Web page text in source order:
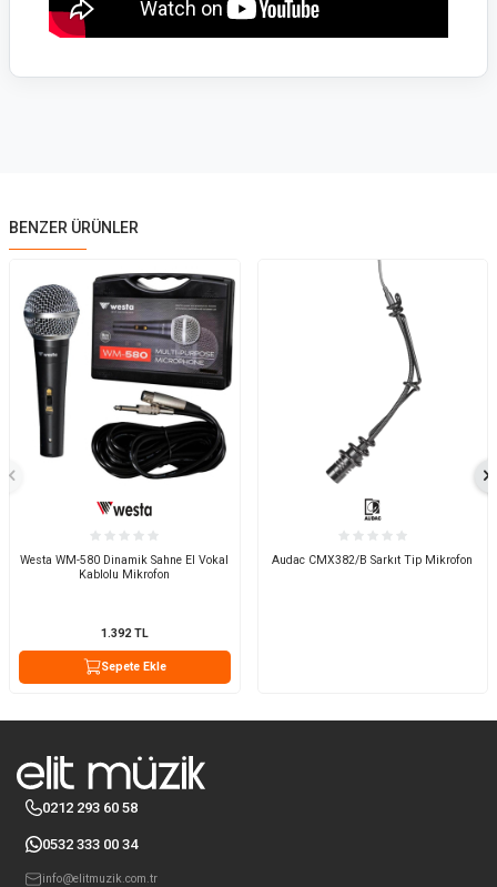
BENZER ÜRÜNLER
Westa WM-580 Dinamik Sahne El Vokal
Kablolu Mikrofon
1.392TL
Sepete Ekle
Audac CMX382/B Sarkıt Tip Mikrofon
0212 293 60 58
0532 333 00 34
info@elitmuzik.com.tr